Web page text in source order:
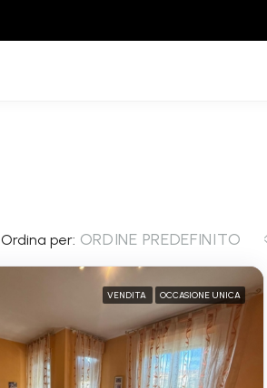
Ordina per: ORDINE PREDEFINITO
VENDITA OCCASIONE UNICA